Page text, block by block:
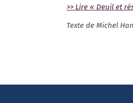
>> Lire « Deuil et
Texte de Michel